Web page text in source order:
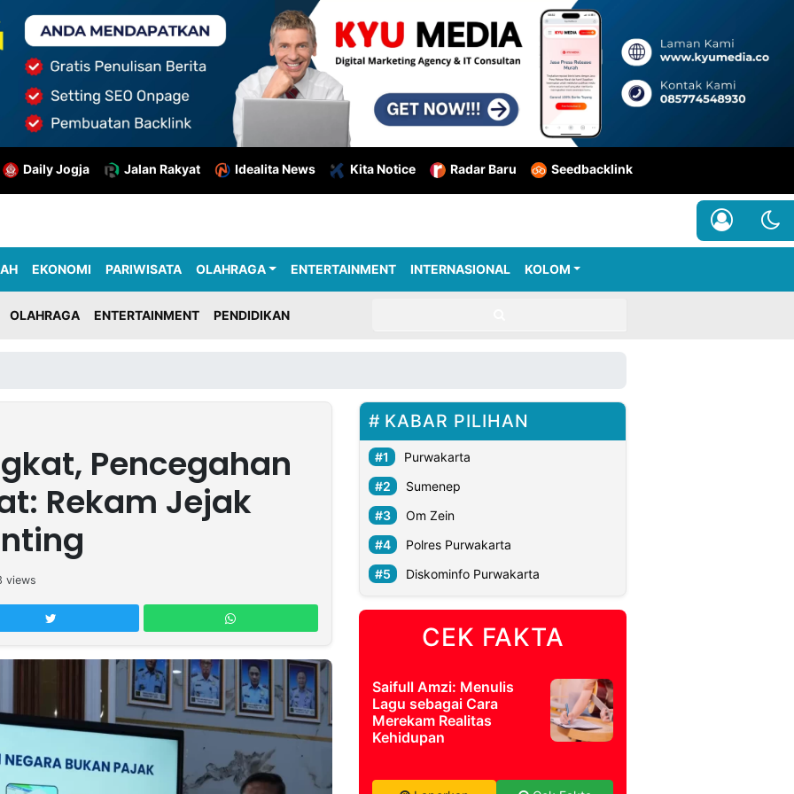
Daily Jogja Jalan Rakyat Idealita News Kita Notice Radar Baru Seedbacklink
EKONOMI PARIWISATA OLAHRAGA ENTERTAINMENT INTERNASIONAL KOLOM
OLAHRAGA ENTERTAINMENT PENDIDIKAN
Pencegahan
Rekam Jejak
views
KABAR PILIHAN
Purwakarta
Sumenep
Om Zein
Polres Purwakarta
Diskominfo Purwakarta
CEK FAKTA
Saifull Amzi: Menulis
Lagu sebagai Cara
Merekam Realitas
Kehidupan